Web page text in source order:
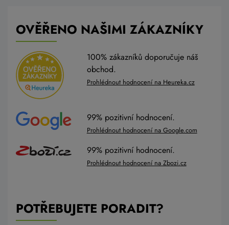
OVĚŘENO NAŠIMI ZÁKAZNÍKY
100% zákazníků doporučuje náš
obchod.
Prohlédnout hodnocení na Heureka.cz
99% pozitivní hodnocení.
Prohlédnout hodnocení na Google.com
99% pozitivní hodnocení.
Prohlédnout hodnocení na Zbozi.cz
POTŘEBUJETE PORADIT?